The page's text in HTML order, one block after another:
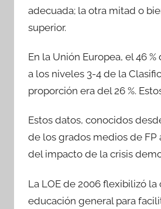
adecuada; la otra mitad o
superior.
En la Unión Europea, el 46
a los niveles 3-4 de la
proporción era del 26 %.
Estos datos, conocidos
de los grados medios de
del impacto de la crisis
La LOE de 2006 flexibilizó
educación general para